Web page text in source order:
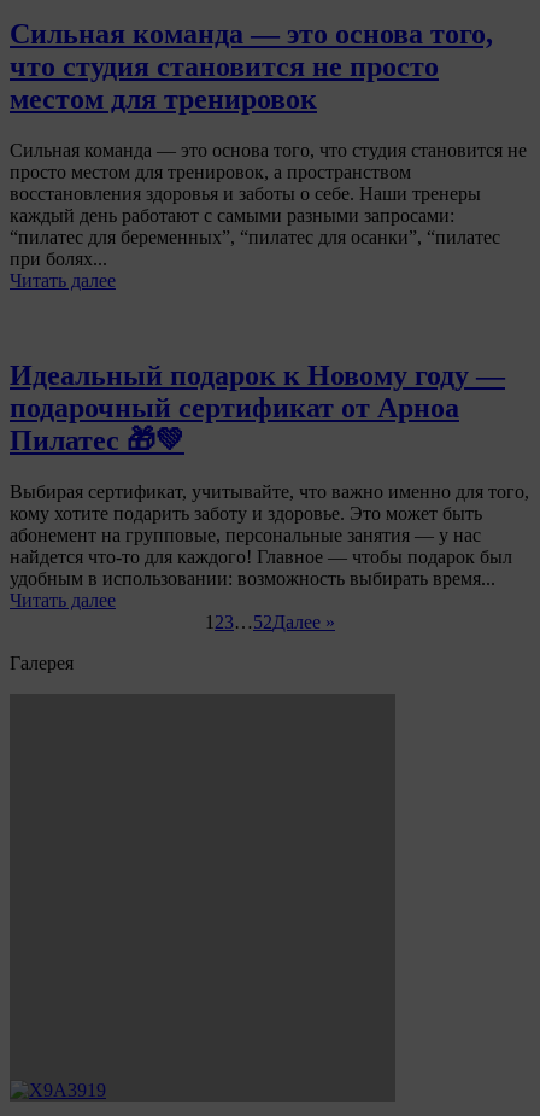
Сильная команда — это основа того,
что студия становится не просто
местом для тренировок
Сильная команда — это основа того, что студия становится не
просто местом для тренировок, а пространством
восстановления здоровья и заботы о себе. Наши тренеры
каждый день работают с самыми разными запросами:
“пилатес для беременных”, “пилатес для осанки”, “пилатес
при болях...
Читать далее
Идеальный подарок к Новому году —
подарочный сертификат от Арноа
Пилатес 🎁💚
Выбирая сертификат, учитывайте, что важно именно для того,
кому хотите подарить заботу и здоровье. Это может быть
абонемент на групповые, персональные занятия — у нас
найдется что-то для каждого! Главное — чтобы подарок был
удобным в использовании: возможность выбирать время...
Читать далее
1 23…52Далее »
Галерея